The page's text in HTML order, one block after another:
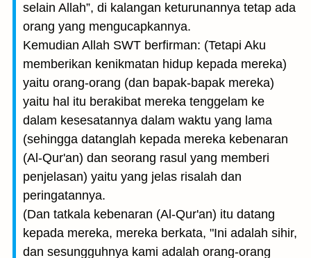
selain Allah”, di kalangan keturunannya tetap ada
orang yang mengucapkannya.
Kemudian Allah SWT berfirman: (Tetapi Aku
memberikan kenikmatan hidup kepada mereka)
yaitu orang-orang (dan bapak-bapak mereka)
yaitu hal itu berakibat mereka tenggelam ke
dalam kesesatannya dalam waktu yang lama
(sehingga datanglah kepada mereka kebenaran
(Al-Qur'an) dan seorang rasul yang memberi
penjelasan) yaitu yang jelas risalah dan
peringatannya.
(Dan tatkala kebenaran (Al-Qur'an) itu datang
kepada mereka, mereka berkata, "Ini adalah sihir,
dan sesungguhnya kami adalah orang-orang